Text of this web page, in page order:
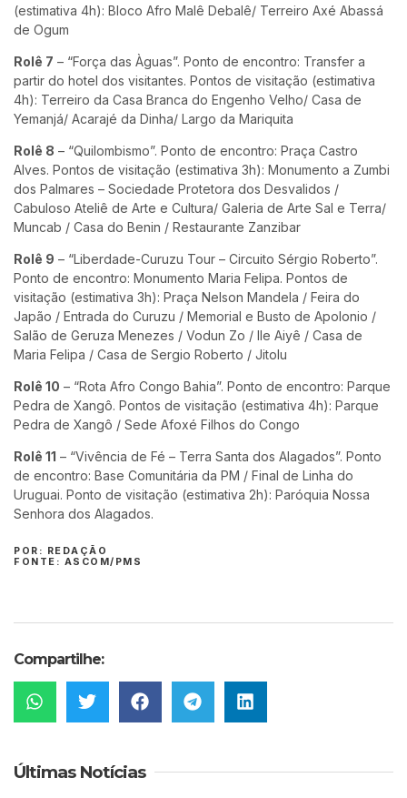
(estimativa 4h): Bloco Afro Malê Debalê/ Terreiro Axé Abassá
de Ogum
Rolê 7 – “Força das Àguas”. Ponto de encontro: Transfer a
partir do hotel dos visitantes. Pontos de visitação (estimativa
4h): Terreiro da Casa Branca do Engenho Velho/ Casa de
Yemanjá/ Acarajé da Dinha/ Largo da Mariquita
Rolê 8 – “Quilombismo”. Ponto de encontro: Praça Castro
Alves. Pontos de visitação (estimativa 3h): Monumento a Zumbi
dos Palmares – Sociedade Protetora dos Desvalidos /
Cabuloso Ateliê de Arte e Cultura/ Galeria de Arte Sal e Terra/
Muncab / Casa do Benin / Restaurante Zanzibar
Rolê 9 – “Liberdade-Curuzu Tour – Circuito Sérgio Roberto”.
Ponto de encontro: Monumento Maria Felipa. Pontos de
visitação (estimativa 3h): Praça Nelson Mandela / Feira do
Japão / Entrada do Curuzu / Memorial e Busto de Apolonio /
Salão de Geruza Menezes / Vodun Zo / Ile Aiyê / Casa de
Maria Felipa / Casa de Sergio Roberto / Jitolu
Rolê 10 – “Rota Afro Congo Bahia”. Ponto de encontro: Parque
Pedra de Xangô. Pontos de visitação (estimativa 4h): Parque
Pedra de Xangô / Sede Afoxé Filhos do Congo
Rolê 11 – “Vivência de Fé – Terra Santa dos Alagados”. Ponto
de encontro: Base Comunitária da PM / Final de Linha do
Uruguai. Ponto de visitação (estimativa 2h): Paróquia Nossa
Senhora dos Alagados.
POR: REDAÇÃO
FONTE: ASCOM/PMS
Compartilhe:
Últimas Notícias